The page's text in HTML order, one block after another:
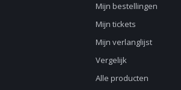
Mijn bestellingen
Mijn tickets
Mijn verlanglijst
Vergelijk
Alle producten